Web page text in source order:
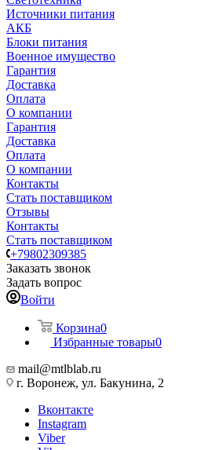
Источники питания
АКБ
Блоки питания
Военное имущество
Гарантия
Доставка
Оплата
О компании
Гарантия
Доставка
Оплата
О компании
Контакты
Стать поставщиком
Отзывы
Контакты
Стать поставщиком
+79802309385
Заказать звонок
Задать вопрос
Войти
Корзина0
Избранные товары0
mail@mtlblab.ru
г. Воронеж, ул. Бакунина, 2
Вконтакте
Instagram
Viber